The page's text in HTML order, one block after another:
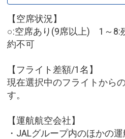
【空席状況】
○:空席あり(9席以上) 1～8:
約不可
【フライト差額/1名】
現在選択中のフライトから
す。
【運航航空会社】
・JALグループ内のほかの